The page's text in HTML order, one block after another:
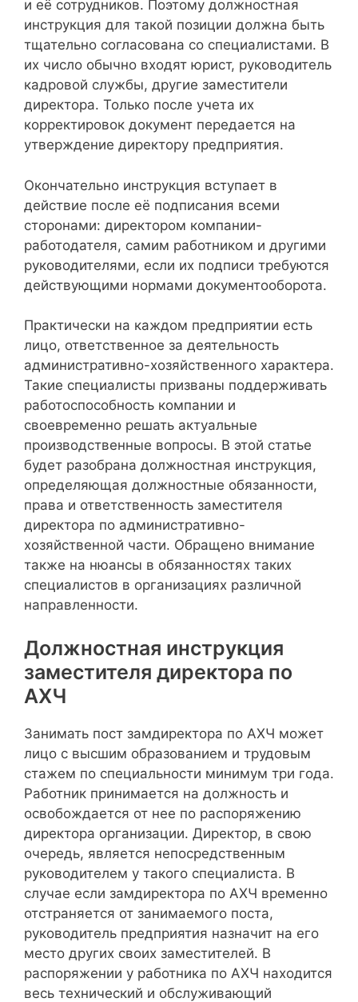
и её сотрудников. Поэтому должностная
инструкция для такой позиции должна быть
тщательно согласована со специалистами. В
их число обычно входят юрист, руководитель
кадровой службы, другие заместители
директора. Только после учета их
корректировок документ передается на
утверждение директору предприятия.
Окончательно инструкция вступает в
действие после её подписания всеми
сторонами: директором компании-
работодателя, самим работником и другими
руководителями, если их подписи требуются
действующими нормами документооборота.
Практически на каждом предприятии есть
лицо, ответственное за деятельность
административно-хозяйственного характера.
Такие специалисты призваны поддерживать
работоспособность компании и
своевременно решать актуальные
производственные вопросы. В этой статье
будет разобрана должностная инструкция,
определяющая должностные обязанности,
права и ответственность заместителя
директора по административно-
хозяйственной части. Обращено внимание
также на нюансы в обязанностях таких
специалистов в организациях различной
направленности.
Должностная инструкция
заместителя директора по
АХЧ
Занимать пост замдиректора по АХЧ может
лицо с высшим образованием и трудовым
стажем по специальности минимум три года.
Работник принимается на должность и
освобождается от нее по распоряжению
директора организации. Директор, в свою
очередь, является непосредственным
руководителем у такого специалиста. В
случае если замдиректора по АХЧ временно
отстраняется от занимаемого поста,
руководитель предприятия назначит на его
место других своих заместителей. В
распоряжении у работника по АХЧ находится
весь технический и обслуживающий